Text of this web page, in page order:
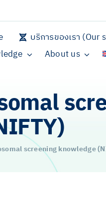
บริการของเรา (Our
About us
screening knowledge